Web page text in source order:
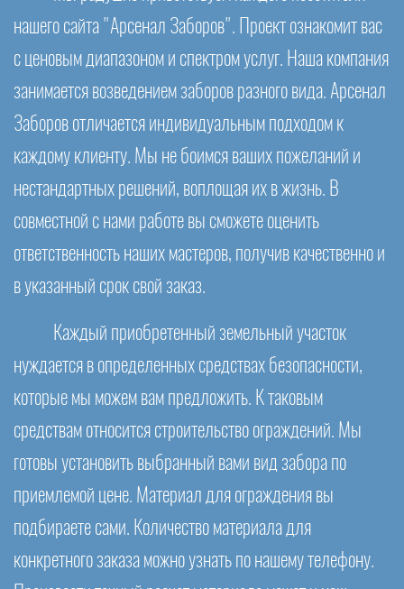
нашего сайта "Арсенал Заборов". Проект ознакомит вас
с ценовым диапазоном и спектром услуг. Наша компания
занимается возведением заборов разного вида. Арсенал
Заборов отличается индивидуальным подходом к
каждому клиенту. Мы не боимся ваших пожеланий и
нестандартных решений, воплощая их в жизнь. В
совместной с нами работе вы сможете оценить
ответственность наших мастеров, получив качественно и
в указанный срок свой заказ.
Каждый приобретенный земельный участок
нуждается в определенных средствах безопасности,
которые мы можем вам предложить. К таковым
средствам относится строительство ограждений. Мы
готовы установить выбранный вами вид забора по
приемлемой цене. Материал для ограждения вы
подбираете сами. Количество материала для
конкретного заказа можно узнать по нашему телефону.